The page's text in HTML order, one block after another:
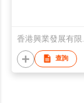
查詢